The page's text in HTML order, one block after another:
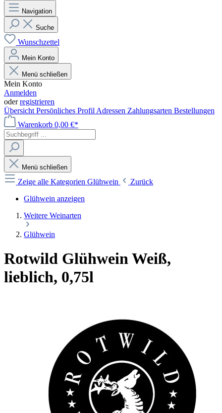
Navigation
Suche
Wunschzettel
Mein Konto
Menü schließen
Mein Konto
Anmelden
oderregistrieren
Übersicht Persönliches Profil Adressen Zahlungsarten Bestellungen
Warenkorb 0,00 €*
Menü schließen
Zeige alle Kategorien Glühwein
Zurück
Glühwein anzeigen
Weitere Weinarten
Glühwein
Rotwild Glühwein Weiß,
lieblich, 0,75l